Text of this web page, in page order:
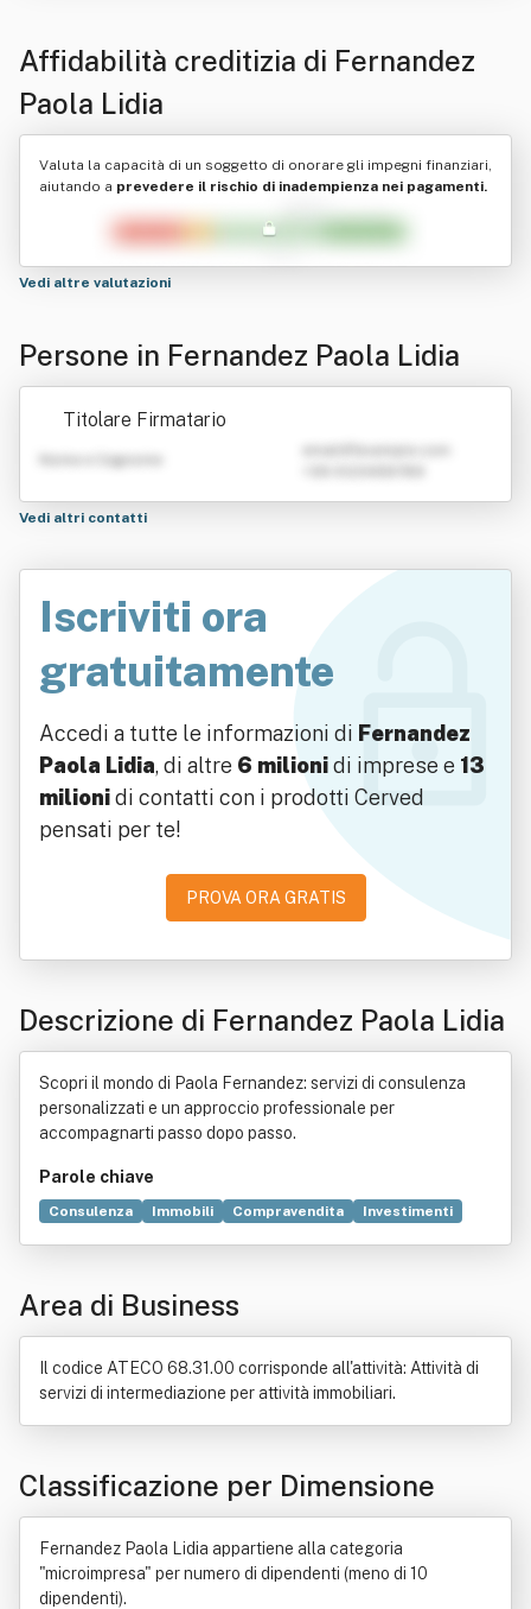
Affidabilità creditizia di Fernandez
Paola Lidia
Valuta la capacità di un soggetto di onorare gli impegni finanziari,
aiutando a prevedere il rischio di inadempienza nei pagamenti.
Vedi altre valutazioni
Persone in Fernandez Paola Lidia
Titolare Firmatario
Nome e Cognome
Vedi altri contatti
Iscriviti ora
gratuitamente
Accedi a tutte le informazioni di Fernandez
Paola Lidia, di altre 6 milionidi imprese e 13
milionidi contatti con i prodotti Cerved
pensati per te!
PROVA ORA GRATIS
Descrizione di Fernandez Paola Lidia
Scopri il mondo di Paola Fernandez: servizi di consulenza
personalizzati e un approccio professionale per
accompagnarti passo dopo passo.
Parole chiave
Consulenza Immobili Compravendita
Investimenti
Area di Business
Il codice ATECO 68.31.00 corrisponde all'attività: Attività di
servizi di intermediazione per attività immobiliari.
Classificazione per Dimensione
Fernandez Paola Lidia appartiene alla categoria
"microimpresa" per numero di dipendenti (meno di 10
dipendenti).